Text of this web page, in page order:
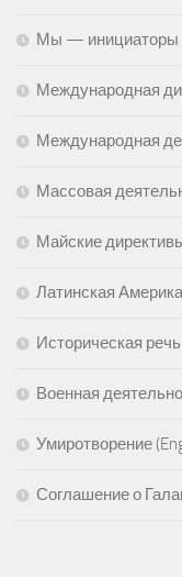
Мы — инициаторы
Международная
Международная
Массовая
Майские
Латинская
Историческая речь
Военная
Умиротворение
Соглашение о